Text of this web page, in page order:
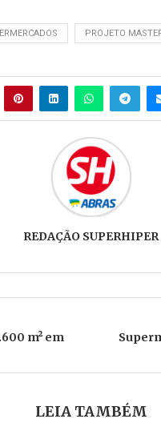
PROJETO
REDAÇÃO SUPERHIPER
m² em
LEIA TAMBÉM